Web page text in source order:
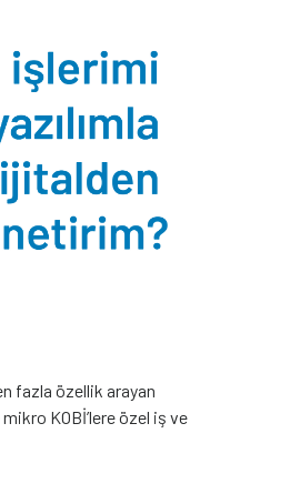
fazla özellik arayan
KOBİ’lere özel iş ve